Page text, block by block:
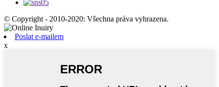
© Copyright - 2010-2020: Všechna práva vyhrazena.
Poslat e-mailem
x